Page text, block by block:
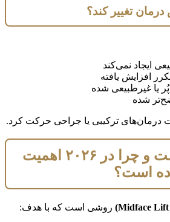
تغییر کند؟
ایجاد نمی‌کند
افزایش یافته
یا غیرطبیعی شده
شده
درمان‌های ترکیبی یا جراحی حرکت کرد.
لیفت گونه چیست و چرا در ۲۰۲۶ اهمیت
است؟
روشی است که با هدف: